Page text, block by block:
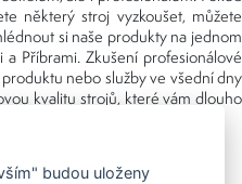
některý stroj vyzkoušet, můžete
si naše produkty na jednom
Příbrami. Zkušení profesionálové
nebo služby ve všední dny
kvalitu strojů, které vám dlouho
budou uloženy